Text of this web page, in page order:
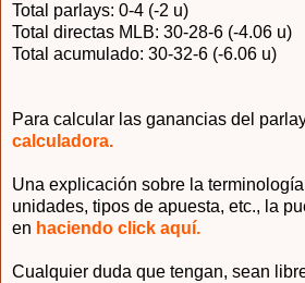
Total parlays: 0-4 (-2 u)
Total directas MLB: 30-28-6 (-4.06 u)
Total acumulado: 30-32-6 (-6.06 u)
Para calcular las ganancias del
calculadora.
Una explicación sobre la
unidades, tipos de apuesta, etc., la
en haciendo click aquí.
Cualquier duda que tengan, sean